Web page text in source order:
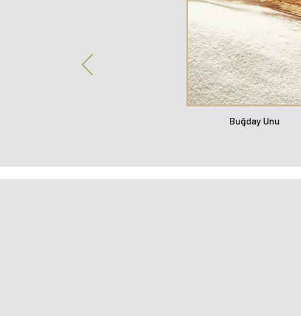
Buğday Unu